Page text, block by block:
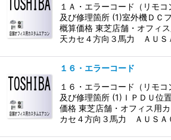
１Ａ・エラーコード（リモ
及び修理箇所 (1)室外機ＤＣ
概算価格 東芝店舗・オフィ
天カセ４方向３馬力 ＡＵＳ
１６・エラーコード
１６・エラーコード（リモ
及び修理箇所 (1)ＩＰＤＵ位
価格 東芝店舗・オフィス用
カセ４方向３馬力 ＡＵＳＡ